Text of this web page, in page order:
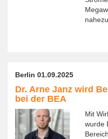
Berlin 01.09.2025
Dr. Arne Janz wird
bei der BEA
Mit
wurde